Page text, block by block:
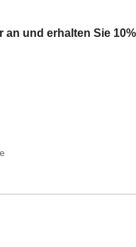
an und erhalten Sie 10%